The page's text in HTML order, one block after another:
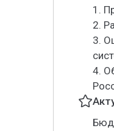
1.
2.
3.
4.